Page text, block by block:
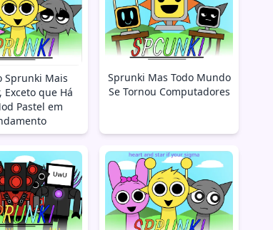
Sprunki Mais
Exceto que Há
Pastel em
Sprunki Mas Todo Mundo
Se Tornou Computadores